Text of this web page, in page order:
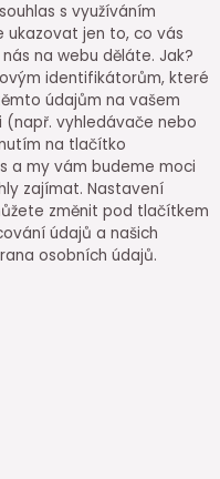
s využíváním
ukazovat jen to, co vás
na webu děláte. Jak?
identifikátorům, které
údajům na vašem
vyhledávače nebo
na tlačítko
a my vám budeme moci
zajímat. Nastavení
změnit pod tlačítkem
údajů a našich
osobních údajů.